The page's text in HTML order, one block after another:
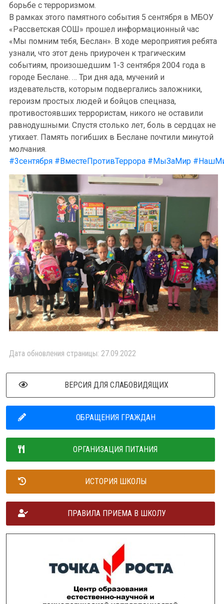
борьбе с терроризмом.
В рамках этого памятного события 5 сентября в МБОУ
«Рассветская СОШ» прошел информационный час
«Мы помним тебя, Беслан». В ходе мероприятия ребята
узнали, что этот день приурочен к трагическим
событиям, произошедшим 1-3 сентября 2004 года в
городе Беслане. … Три дня ада, мучений и
издевательств, которым подвергались заложники,
героизм простых людей и бойцов спецназа,
противостоявших террористам, никого не оставили
равнодушными. Спустя столько лет, боль в сердцах не
утихает. Память погибших в Беслане почтили минутой
молчания.
#3сентября #ВместеПротивТеррора #МыЗаМир
Дата обновления страницы: 27.09.2022
ВЕРСИЯ ДЛЯ СЛАБОВИДЯЩИХ
ОБРАЩЕНИЯ ГРАЖДАН
ОРГАНИЗАЦИЯ ПИТАНИЯ
ИСТОРИЯ ШКОЛЫ
ПРАВИЛА ПРИЕМА В ШКОЛУ